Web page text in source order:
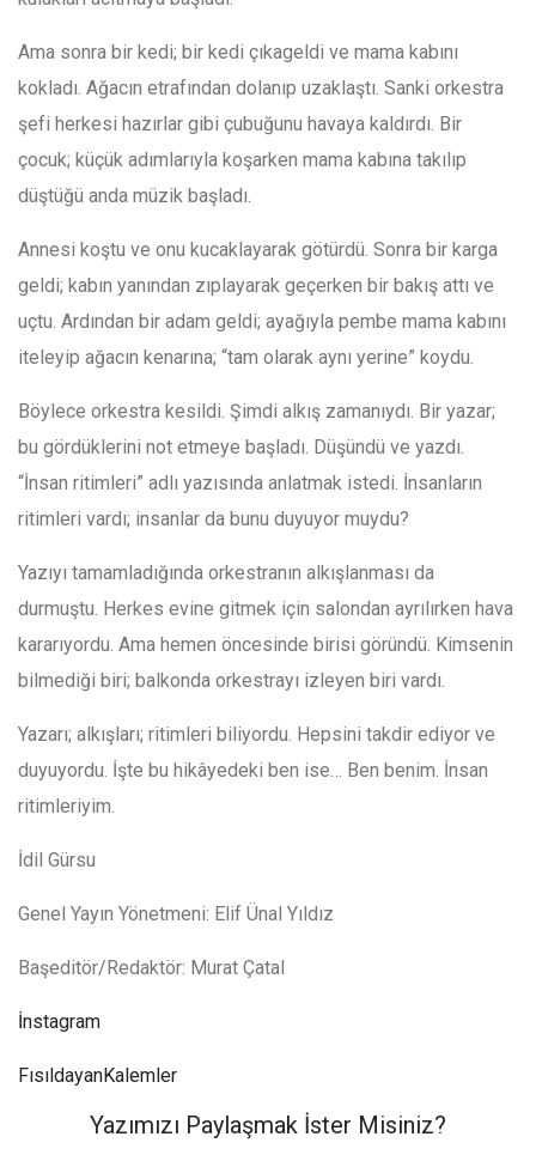
Ama sonra bir kedi; bir kedi çıkageldi ve mama kabını
kokladı. Ağacın etrafından dolanıp uzaklaştı. Sanki orkestra
şefi herkesi hazırlar gibi çubuğunu havaya kaldırdı. Bir
çocuk; küçük adımlarıyla koşarken mama kabına takılıp
düştüğü anda müzik başladı.
Annesi koştu ve onu kucaklayarak götürdü. Sonra bir karga
geldi; kabın yanından zıplayarak geçerken bir bakış attı ve
uçtu. Ardından bir adam geldi; ayağıyla pembe mama kabını
iteleyip ağacın kenarına; “tam olarak aynı yerine” koydu.
Böylece orkestra kesildi. Şimdi alkış zamanıydı. Bir yazar;
bu gördüklerini not etmeye başladı. Düşündü ve yazdı.
“İnsan ritimleri” adlı yazısında anlatmak istedi. İnsanların
ritimleri vardı; insanlar da bunu duyuyor muydu?
Yazıyı tamamladığında orkestranın alkışlanması da
durmuştu. Herkes evine gitmek için salondan ayrılırken hava
kararıyordu. Ama hemen öncesinde birisi göründü. Kimsenin
bilmediği biri; balkonda orkestrayı izleyen biri vardı.
Yazarı; alkışları; ritimleri biliyordu. Hepsini takdir ediyor ve
duyuyordu. İşte bu hikâyedeki ben ise… Ben benim. İnsan
ritimleriyim.
İdil Gürsu
Genel Yayın Yönetmeni: Elif Ünal Yıldız
Başeditör/Redaktör: Murat Çatal
İnstagram
FısıldayanKalemler
Yazımızı Paylaşmak İster Misiniz?